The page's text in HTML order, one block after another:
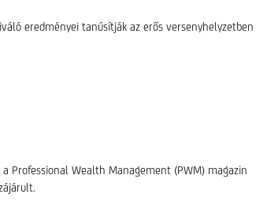
eredményei tanúsítják az erős versenyhelyzetben
Professional Wealth Management (PWM) magazin